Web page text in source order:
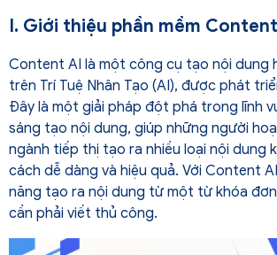
I. Giới thiệu phần mềm
Content AI là một công cụ tạo nội dung
trên Trí Tuệ Nhân Tạo (AI), được phát
Đây là một giải pháp đột phá trong lĩnh
sáng tạo nội dung, giúp những người
ngành tiếp thị tạo ra nhiều loại nội dung
cách dễ dàng và hiệu quả. Với Content
năng tạo ra nội dung từ một từ khóa
cần phải viết thủ công.